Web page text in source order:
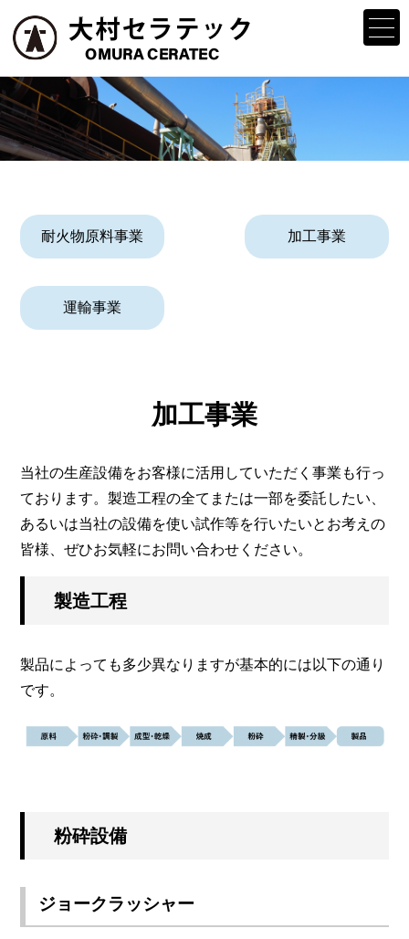
耐火物原料事業 加工事業
運輸事業
加工事業
当社の生産設備をお客様に活用していただく事業も行っ
ております。製造工程の全てまたは一部を委託したい、
あるいは当社の設備を使い試作等を行いたいとお考えの
皆様、ぜひお気軽にお問い合わせください。
製造工程
製品によっても多少異なりますが基本的には以下の通り
です。
粉砕設備
ジョークラッシャー